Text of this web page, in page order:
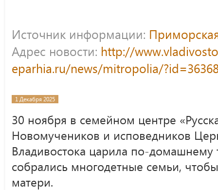
Источник информации:
Адрес новости: http://
eparhia.ru/news/mitropolia/
1 Декабря 2025
30 ноября в семейном центре
Новомучеников и исповедников
Владивостока царила по-домашнему
собрались многодетные семьи,
матери.